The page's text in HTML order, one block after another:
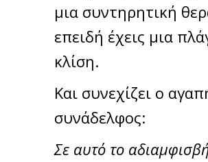
μια συντηρητική
επειδή έχεις μια
κλίση.
Και συνεχίζει ο
συνάδελφος:
Σε αυτό το